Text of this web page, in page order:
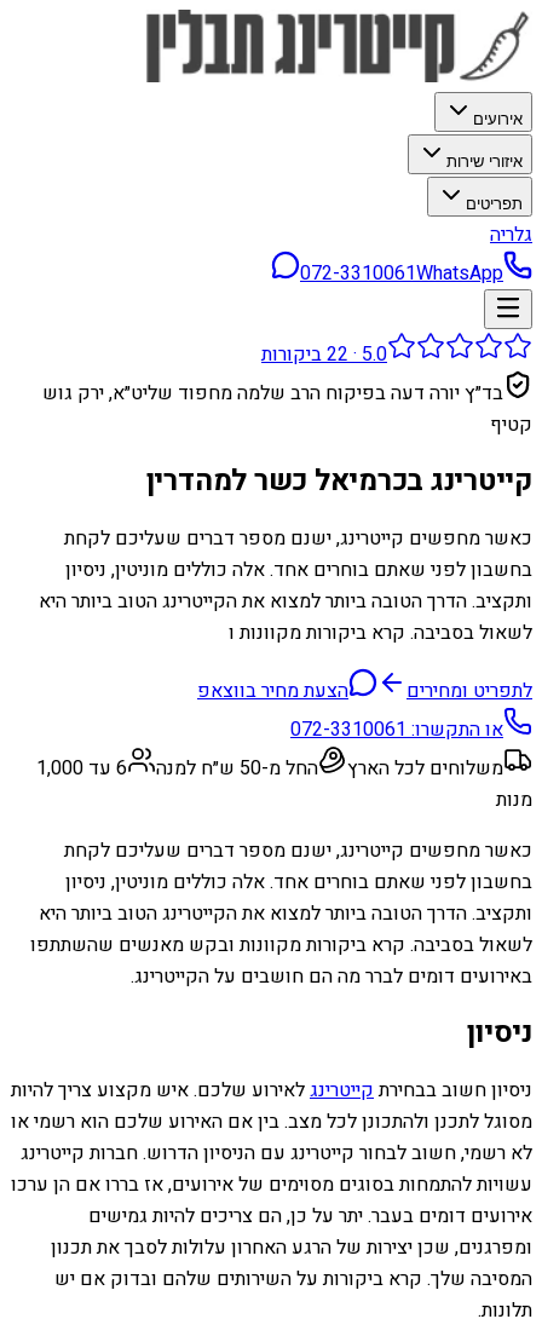
אירועים
איזורי שירות
תפריטים
גלריה
072-3310061WhatsApp
5.0
·
22ביקורות
בד״ץ יורה דעה בפיקוח הרב שלמה מחפוד שליט״א, ירק גוש
קטיף
קייטרינג בכרמיאל כשר למהדרין
כאשר מחפשים קייטרינג, ישנם מספר דברים שעליכם לקחת
בחשבון לפני שאתם בוחרים אחד. אלה כוללים מוניטין, ניסיון
ותקציב. הדרך הטובה ביותר למצוא את הקייטרינג הטוב ביותר היא
לשאול בסביבה. קרא ביקורות מקוונות ו
לתפריט ומחירים
הצעת מחיר בווצאפ
או התקשרו:072-3310061
משלוחים לכל הארץ
החל מ-50 ש״ח למנה
6 עד 1,000
מנות
כאשר מחפשים קייטרינג, ישנם מספר דברים שעליכם לקחת
בחשבון לפני שאתם בוחרים אחד. אלה כוללים מוניטין, ניסיון
ותקציב. הדרך הטובה ביותר למצוא את הקייטרינג הטוב ביותר היא
לשאול בסביבה. קרא ביקורות מקוונות ובקש מאנשים שהשתתפו
באירועים דומים לברר מה הם חושבים על הקייטרינג.
ניסיון
ניסיון חשוב בבחירתקייטרינגלאירוע שלכם. איש מקצוע צריך להיות
מסוגל לתכנן ולהתכונן לכל מצב. בין אם האירוע שלכם הוא רשמי או
לא רשמי, חשוב לבחור קייטרינג עם הניסיון הדרוש. חברות קייטרינג
עשויות להתמחות בסוגים מסוימים של אירועים, אז בררו אם הן ערכו
אירועים דומים בעבר. יתר על כן, הם צריכים להיות גמישים
ומפרגנים, שכן יצירות של הרגע האחרון עלולות לסבך את תכנון
המסיבה שלך. קרא ביקורות על השירותים שלהם ובדוק אם יש
תלונות.